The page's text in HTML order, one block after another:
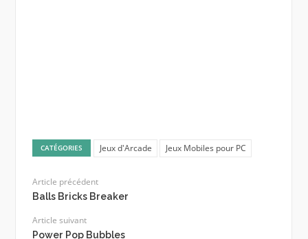
CATÉGORIES Jeux d'Arcade Jeux Mobiles pour PC
Article précédent
Balls Bricks Breaker
Article suivant
Power Pop Bubbles